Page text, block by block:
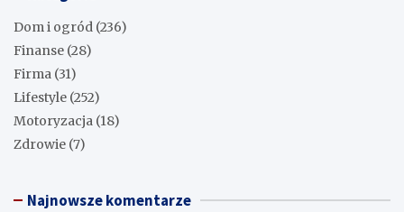
Dom i ogród (236)
Finanse (28)
Firma (31)
Lifestyle (252)
Motoryzacja (18)
Zdrowie (7)
Najnowsze komentarze